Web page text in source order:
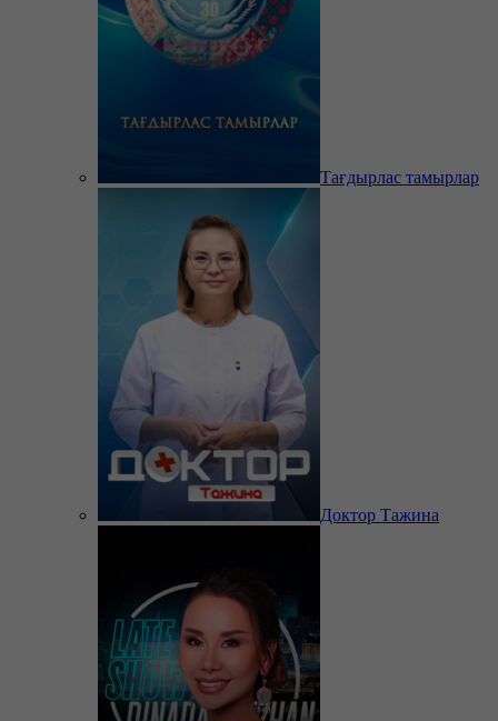
Тағдырлас тамырлар
Доктор Тажина